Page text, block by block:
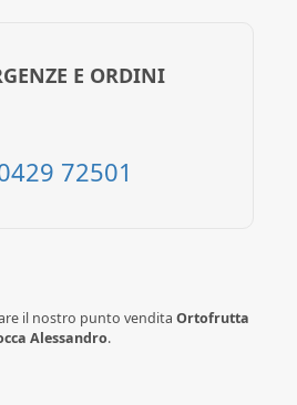
E ORDINI
72501
il nostro punto vendita Ortofrutta
Alessandro.